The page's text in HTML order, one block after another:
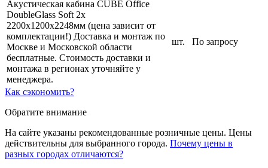
Акустическая кабина CUBE Office
DoubleGlass Soft 2x
2200х1200х2248мм (цена зависит от
комплектации!) Доставка и монтаж по
Москве и Московской области
бесплатные. Стоимость доставки и
монтажа в регионах уточняйте у
менеджера.
шт. По запросу
Как сэкономить?
Обратите внимание
На сайте указаны рекомендованные розничные цены. Цены
действительны для выбранного города. Почему цены в
разных городах отличаются?